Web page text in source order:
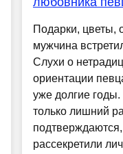
Подарки, цветы,
мужчина
Слухи о
ориентации
уже долгие
только лишний
подтверждаются,
рассекретили